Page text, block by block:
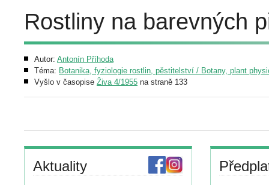
Rostliny na barevných
Autor: Antonín Příhoda
Téma: Botanika, fyziologie rostlin, pěstitelství / Botany, plant
Vyšlo v časopise Živa 4/1955 na straně 133
Aktuality